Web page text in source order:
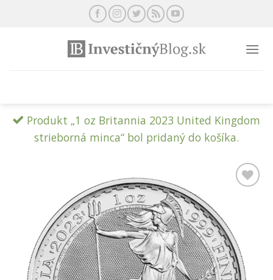
Produkt „1 oz Britannia 2023 United Kingdom
strieborná minca“ bol pridaný do košíka.
obľúbeným